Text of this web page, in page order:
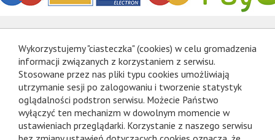
Wykorzystujemy "ciasteczka" (cookies) w celu gromadzenia
informacji związanych z korzystaniem z serwisu.
Stosowane przez nas pliki typu cookies umożliwiają
utrzymanie sesji po zalogowaniu i tworzenie statystyk
oglądalności podstron serwisu. Możecie Państwo
wyłączyć ten mechanizm w dowolnym momencie w
ustawieniach przeglądarki. Korzystanie z naszego serwisu